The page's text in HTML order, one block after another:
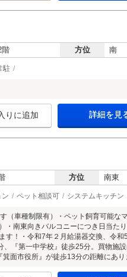
階 方位 南
駐
りに追加 詳細を見
方位 南東
ン ペット相談可 システムキッチン
（車種制限有）・ペット飼育可能な
・南東向きバルコニーにつき日当た
す！・令和7年２月給湯器交換、令和
『第一中学校』徒歩25分。買物施
面市役所』が徒歩13分の距離にあり